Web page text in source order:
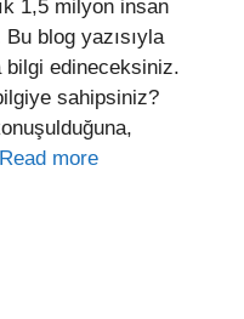
1,5 milyon insan
blog yazısıyla
bilgi edineceksiniz.
sahipsiniz?
Read more